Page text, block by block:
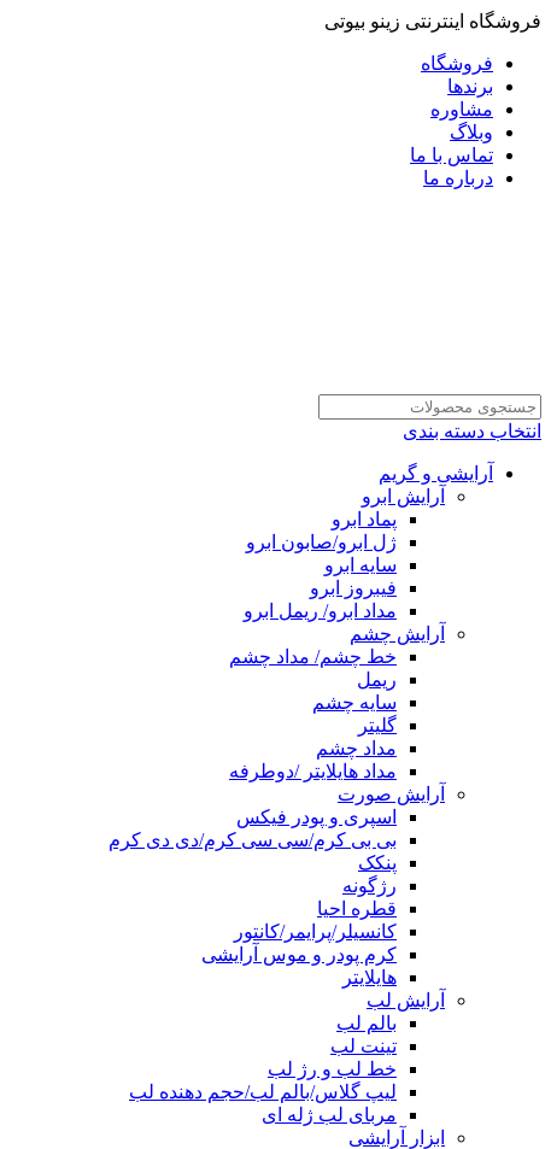
فروشگاه اینترنتی زینو بیوتی
فروشگاه
برندها
مشاوره
وبلاگ
تماس با ما
درباره ما
انتخاب دسته بندی
آرایشی و گریم
آرایش ابرو
پماد ابرو
ژل ابرو/صابون ابرو
سایه ابرو
فیبروز ابرو
مداد ابرو/ ریمل ابرو
آرایش چشم
خط چشم/ مداد چشم
ریمل
سایه چشم
گلیتر
مداد چشم
مداد هایلایتر /دوطرفه
آرایش صورت
اسپری و پودر فیکس
بی بی کرم/سی سی کرم/دی دی کرم
پنکک
رژگونه
قطره احیا
کانسیلر/پرایمر/کانتور
کرم پودر و موس آرایشی
هایلایتر
آرایش لب
بالم لب
تینت لب
خط لب و رژ لب
لیپ گلاس/بالم لب/حجم دهنده لب
مربای لب ژله ای
ابزار آرایشی